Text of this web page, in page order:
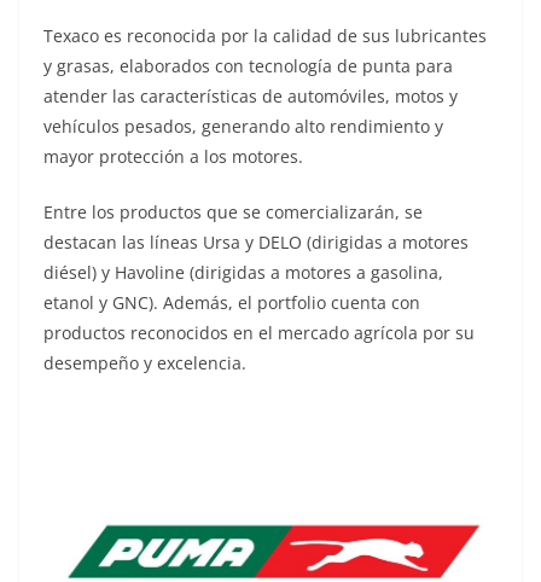
Texaco es reconocida por la calidad de sus lubricantes
y grasas, elaborados con tecnología de punta para
atender las características de automóviles, motos y
vehículos pesados, generando alto rendimiento y
mayor protección a los motores.
Entre los productos que se comercializarán, se
destacan las líneas Ursa y DELO (dirigidas a motores
diésel) y Havoline (dirigidas a motores a gasolina,
etanol y GNC). Además, el portfolio cuenta con
productos reconocidos en el mercado agrícola por su
desempeño y excelencia.